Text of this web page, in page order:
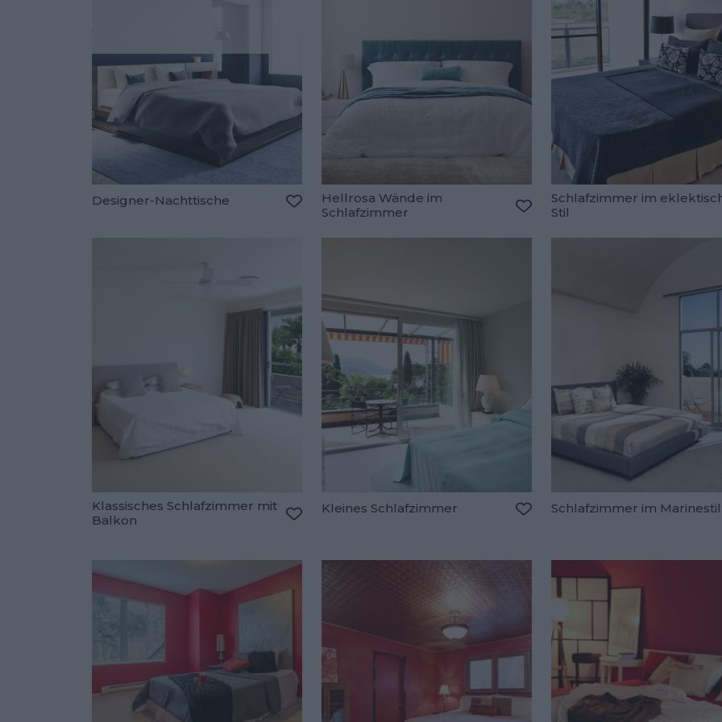
Designer-Nachttische
Zu den Favoriten hinzufügen
Hellrosa Wände im
Schlafzimmer
Schlafzimmer im
Stil
Klassisches Schlafzimmer mit
Balkon
Kleines Schlafzimmer Schlafzimmer im Marinestil